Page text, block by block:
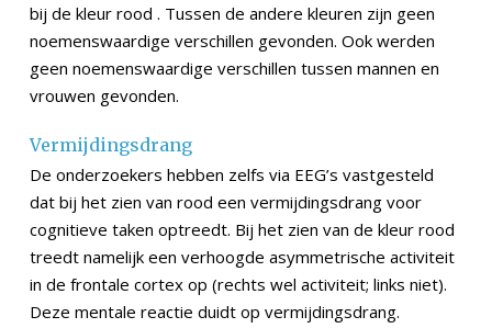
bij de kleur rood . Tussen de andere kleuren zijn geen
noemenswaardige verschillen gevonden. Ook werden
geen noemenswaardige verschillen tussen mannen en
vrouwen gevonden.
Vermijdingsdrang
De onderzoekers hebben zelfs via EEG’s vastgesteld
dat bij het zien van rood een vermijdingsdrang voor
cognitieve taken optreedt. Bij het zien van de kleur rood
treedt namelijk een verhoogde asymmetrische activiteit
in de frontale cortex op (rechts wel activiteit; links niet).
Deze mentale reactie duidt op vermijdingsdrang.